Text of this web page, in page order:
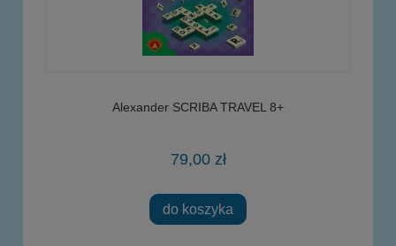
Alexander SCRIBA TRAVEL 8+
79,00 zł
do koszyka